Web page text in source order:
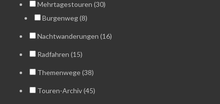
Mehrtagestouren (30)
Burgenweg (8)
Nachtwanderungen (16)
Radfahren (15)
Themenwege (38)
Touren-Archiv (45)